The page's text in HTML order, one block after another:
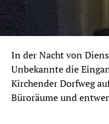
In der Nacht von
Unbekannte die
Kirchender Dorfweg
Büroräume und